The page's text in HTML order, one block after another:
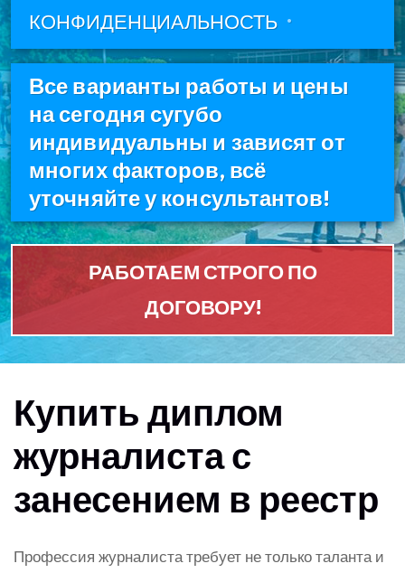
КОНФИДЕНЦИАЛЬНОСТЬ
Все варианты работы и цены
на сегодня сугубо
индивидуальны и зависят от
многих факторов, всё
уточняйте у консультантов!
РАБОТАЕМ СТРОГО ПО
ДОГОВОРУ!
Купить диплом
журналиста с
занесением в реестр
Профессия журналиста требует не только таланта и